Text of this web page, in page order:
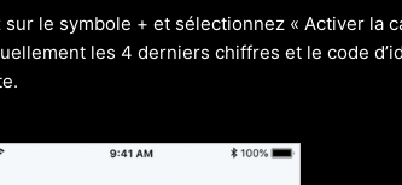
sur le symbole + et sélectionnez « Activer la
les 4 derniers chiffres et le code